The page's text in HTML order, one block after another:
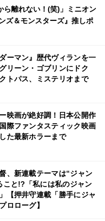
ら離れない！(笑)」ミニオン
ズ＆モンスターズ』推しポ
ダーマン』歴代ヴィランを一
リーン・ゴブリンにドク
トパス、ミステリオまで
映画が絶好調！日本公開作
際ファンタスティック映画
た最新ホラーまで
、新連載テーマは“ジャン
こと!?「私には私のジャン
【押井守連載「勝手にジャ
ロローグ】